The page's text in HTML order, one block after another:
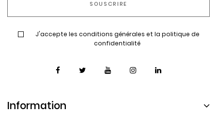
J'accepte les conditions générales et la politique de
confidentialité
Information